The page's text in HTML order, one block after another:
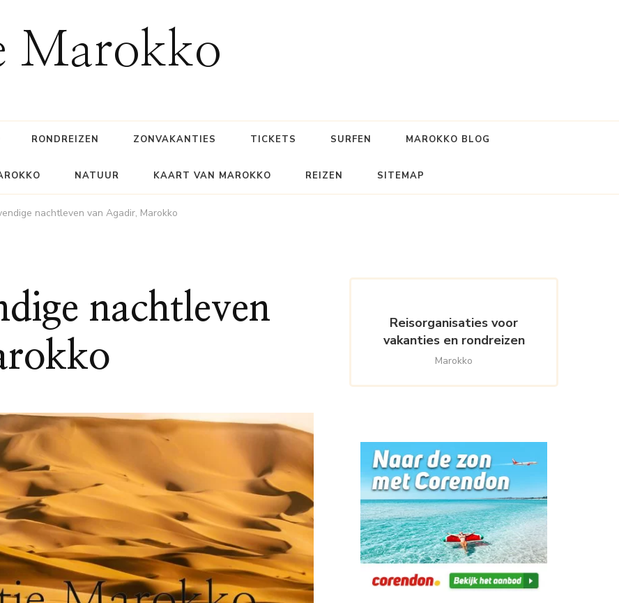
Marokko
RONDREIZEN ZONVAKANTIES TICKETS SURFEN MAROKKO BLOG
NATUUR KAART VAN MAROKKO REIZEN SITEMAP
nachtleven van Agadir, Marokko
nachtleven
Reisorganisaties voor
vakanties en rondreizen
Marokko